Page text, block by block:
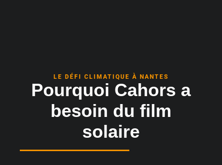
LE DÉFI CLIMATIQUE À NANTES
Pourquoi Cahors a
besoin du film
solaire